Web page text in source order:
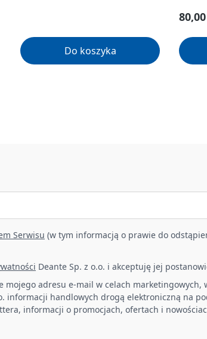
Do koszyka
Cena
80,00
Serwisu (w tym informacją o prawie do
Deante Sp. z o.o. i akceptuję jej
mojego adresu e-mail w celach marketingowych,
informacji handlowych drogą elektroniczną na
informacji o promocjach, ofertach i